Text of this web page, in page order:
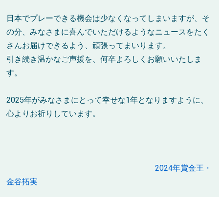
日本でプレーできる機会は少なくなってしまいますが、そ
の分、みなさまに喜んでいただけるようなニュースをたく
さんお届けできるよう、頑張ってまいります。
引き続き温かなご声援を、何卒よろしくお願いいたしま
す。
2025年がみなさまにとって幸せな1年となりますように、
心よりお祈りしています。
2024年賞金王・
金谷拓実